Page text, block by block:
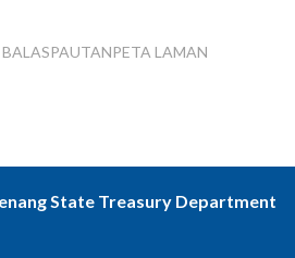
PAUTANPETA LAMAN
State Treasury Department